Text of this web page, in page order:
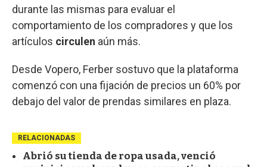
durante las mismas para evaluar el
comportamiento de los compradores y que los
artículos circulen aún más.
Desde Vopero, Ferber sostuvo que la plataforma
comenzó con una fijación de precios un 60% por
debajo del valor de prendas similares en plaza.
RELACIONADAS
Abrió su tienda de ropa usada, venció